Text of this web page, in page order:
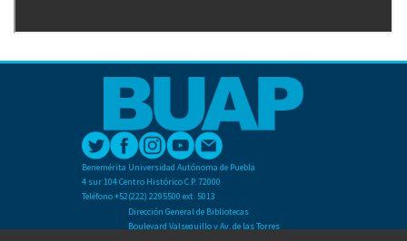
Benemérita Universidad Autónoma de Puebla
4 sur 104 Centro Histórico C.P. 72000
Teléfono +52(222) 2295500 ext. 5013
Dirección General de Bibliotecas
Boulevard Valsequillo y Av. de las Torres